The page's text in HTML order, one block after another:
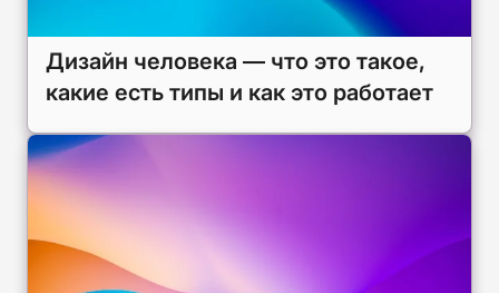
Дизайн человека — что это такое,
какие есть типы и как это работает